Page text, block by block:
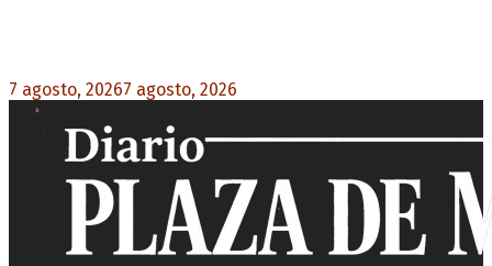
7 agosto, 20267 agosto, 2026